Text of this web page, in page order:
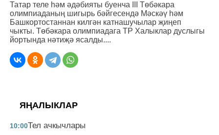
Татар теле һәм әдәбияты буенча III Төбәкара
олимпиаданың шигырь бәйгесендә Мәскәү һәм
Башкортостаннан килгән катнашучылар җиңеп
чыкты. Төбәкара олимпиадага ТР Халыклар дуслыгы
йортында нәтиҗә ясалды....
ЯҢАЛЫКЛАР
10:00Тел ачкычлары